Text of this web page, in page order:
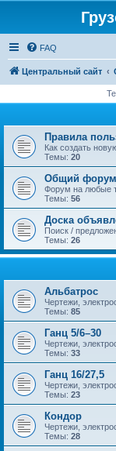
FAQ
Центральный сайт
Правила
Как создать
Темы: 20
Общий форум
Форум на любые
Темы: 56
Доска
Поиск /
Темы: 26
Альбатрос
Чертежи,
Темы: 85
Ганц 5/6–30
Чертежи,
Темы: 33
Ганц 16/27,5
Чертежи,
Темы: 23
Кондор
Чертежи,
Темы: 28